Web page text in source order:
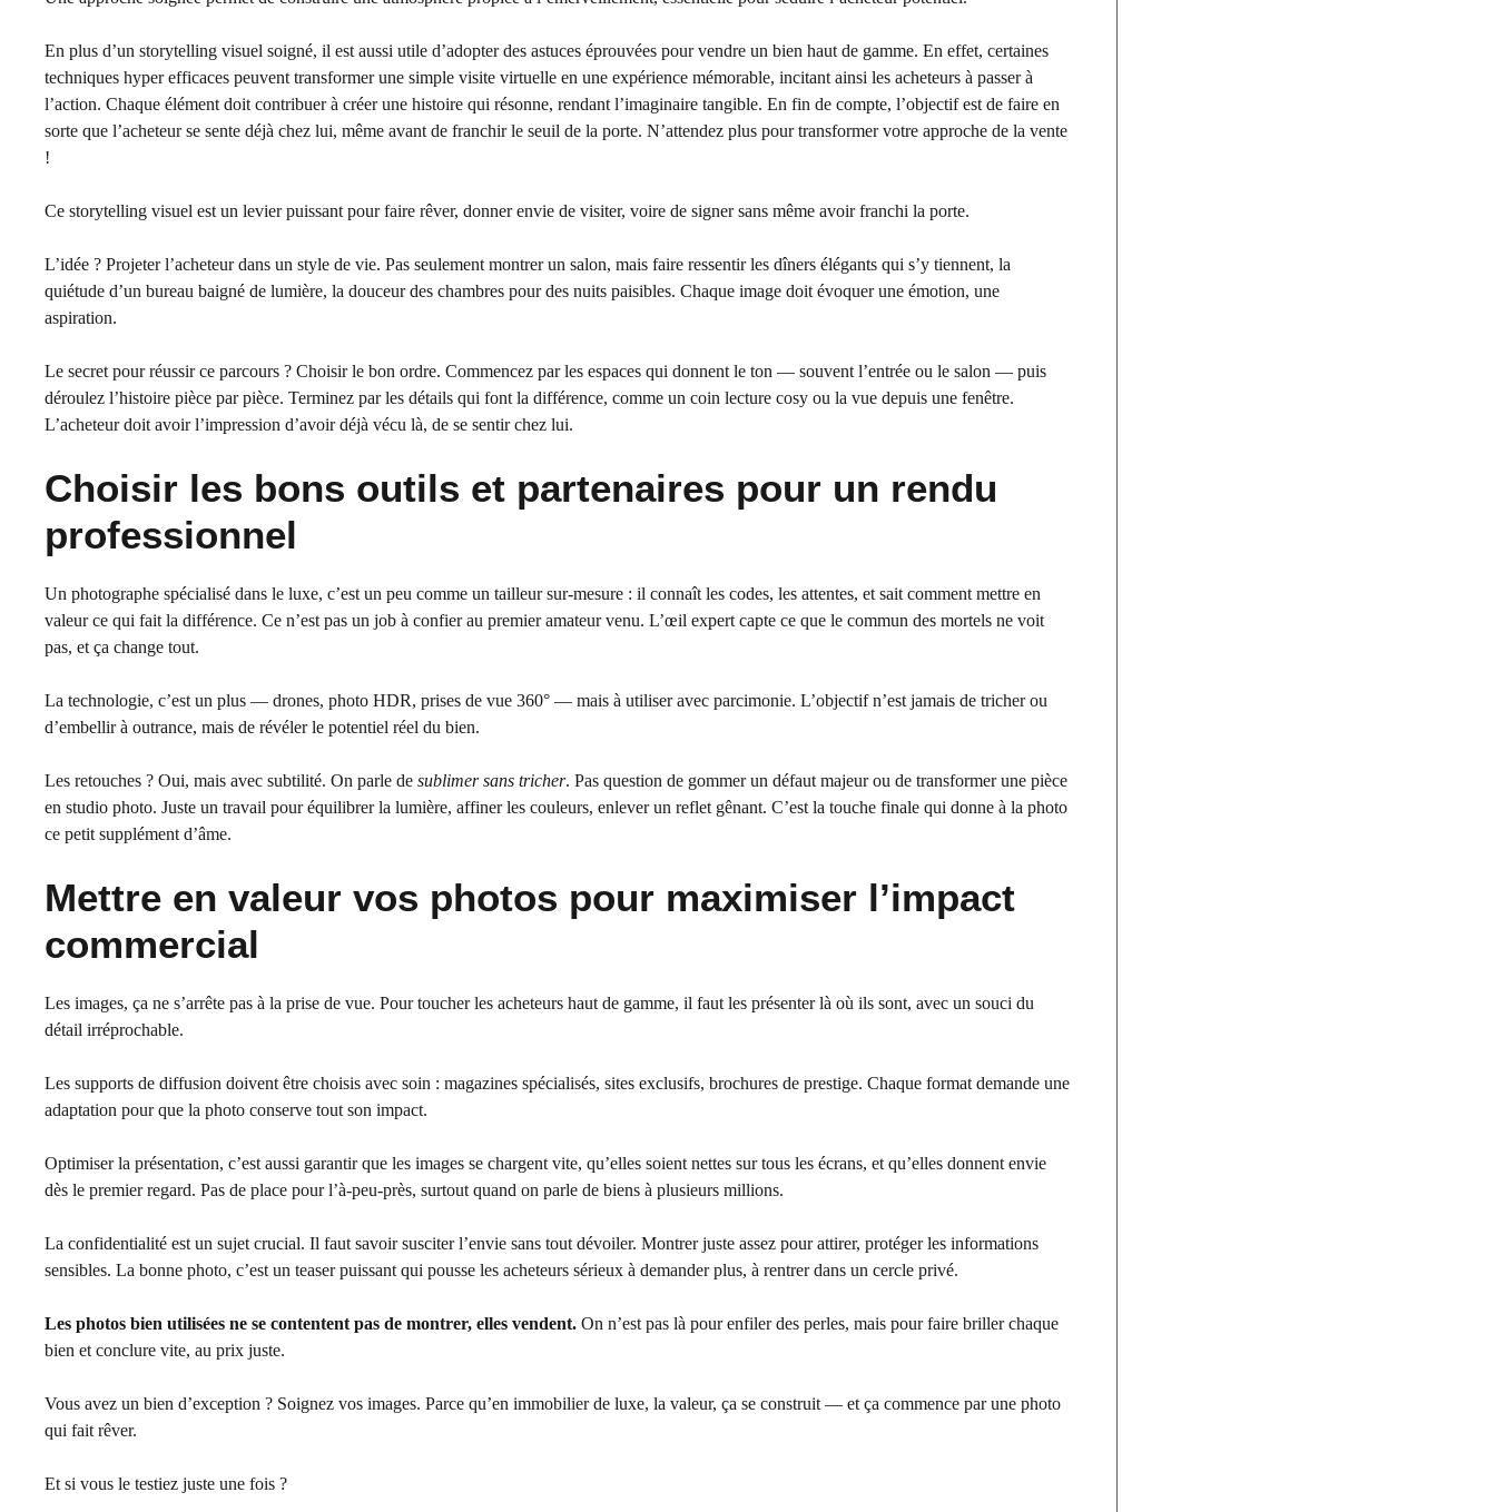
En plus d’un storytelling visuel soigné, il est aussi utile d’adopter des astuces éprouvées pour vendre un bien haut de gamme. En effet, certaines
techniques hyper efficaces peuvent transformer une simple visite virtuelle en une expérience mémorable, incitant ainsi les acheteurs à passer à
l’action. Chaque élément doit contribuer à créer une histoire qui résonne, rendant l’imaginaire tangible. En fin de compte, l’objectif est de faire en
sorte que l’acheteur se sente déjà chez lui, même avant de franchir le seuil de la porte. N’attendez plus pour transformer votre approche de la vente
!
Ce storytelling visuel est un levier puissant pour faire rêver, donner envie de visiter, voire de signer sans même avoir franchi la porte.
L’idée ? Projeter l’acheteur dans un style de vie. Pas seulement montrer un salon, mais faire ressentir les dîners élégants qui s’y tiennent, la
quiétude d’un bureau baigné de lumière, la douceur des chambres pour des nuits paisibles. Chaque image doit évoquer une émotion, une
aspiration.
Le secret pour réussir ce parcours ? Choisir le bon ordre. Commencez par les espaces qui donnent le ton — souvent l’entrée ou le salon — puis
déroulez l’histoire pièce par pièce. Terminez par les détails qui font la différence, comme un coin lecture cosy ou la vue depuis une fenêtre.
L’acheteur doit avoir l’impression d’avoir déjà vécu là, de se sentir chez lui.
Choisir les bons outils et partenaires pour un rendu
professionnel
Un photographe spécialisé dans le luxe, c’est un peu comme un tailleur sur-mesure : il connaît les codes, les attentes, et sait comment mettre en
valeur ce qui fait la différence. Ce n’est pas un job à confier au premier amateur venu. L’œil expert capte ce que le commun des mortels ne voit
pas, et ça change tout.
La technologie, c’est un plus — drones, photo HDR, prises de vue 360° — mais à utiliser avec parcimonie. L’objectif n’est jamais de tricher ou
d’embellir à outrance, mais de révéler le potentiel réel du bien.
Les retouches ? Oui, mais avec subtilité. On parle de sublimer sans tricher. Pas question de gommer un défaut majeur ou de transformer une pièce
en studio photo. Juste un travail pour équilibrer la lumière, affiner les couleurs, enlever un reflet gênant. C’est la touche finale qui donne à la photo
ce petit supplément d’âme.
Mettre en valeur vos photos pour maximiser l’impact
commercial
Les images, ça ne s’arrête pas à la prise de vue. Pour toucher les acheteurs haut de gamme, il faut les présenter là où ils sont, avec un souci du
détail irréprochable.
Les supports de diffusion doivent être choisis avec soin : magazines spécialisés, sites exclusifs, brochures de prestige. Chaque format demande une
adaptation pour que la photo conserve tout son impact.
Optimiser la présentation, c’est aussi garantir que les images se chargent vite, qu’elles soient nettes sur tous les écrans, et qu’elles donnent envie
dès le premier regard. Pas de place pour l’à-peu-près, surtout quand on parle de biens à plusieurs millions.
La confidentialité est un sujet crucial. Il faut savoir susciter l’envie sans tout dévoiler. Montrer juste assez pour attirer, protéger les informations
sensibles. La bonne photo, c’est un teaser puissant qui pousse les acheteurs sérieux à demander plus, à rentrer dans un cercle privé.
Les photos bien utilisées ne se contentent pas de montrer, elles vendent. On n’est pas là pour enfiler des perles, mais pour faire briller chaque
bien et conclure vite, au prix juste.
Vous avez un bien d’exception ? Soignez vos images. Parce qu’en immobilier de luxe, la valeur, ça se construit — et ça commence par une photo
qui fait rêver.
Et si vous le testiez juste une fois ?